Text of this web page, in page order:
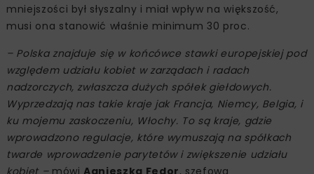
mniejszości był słyszalny i miał wpływ na większość,
musi ona stanowić właśnie minimum 30 proc.
– Polska znajduje się w końcówce stawki europejskiej pod
względem udziału kobiet w zarządach i radach
nadzorczych, zwłaszcza dużych spółek giełdowych.
Wyprzedzają nas takie kraje jak Francja, Niemcy, Belgia, i
ku mojemu zaskoczeniu, Włochy. To są kraje, gdzie
wprowadzono regulacje, które wymuszają na spółkach
twarde wprowadzenie parytetów i zwiększenie udziału
kobiet –mówi Agnieszka Fedor, szefowa